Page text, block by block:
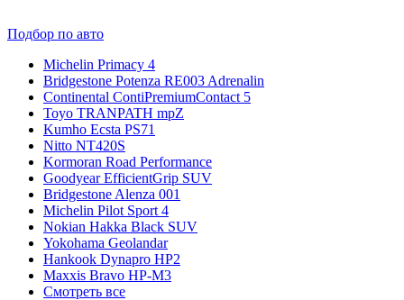
Подбор по авто
Michelin Primacy 4
Bridgestone Potenza RE003 Adrenalin
Continental ContiPremiumContact 5
Toyo TRANPATH mpZ
Kumho Ecsta PS71
Nitto NT420S
Kormoran Road Performance
Goodyear EfficientGrip SUV
Bridgestone Alenza 001
Michelin Pilot Sport 4
Nokian Hakka Black SUV
Yokohama Geolandar
Hankook Dynapro HP2
Maxxis Bravo HP-M3
Смотреть все